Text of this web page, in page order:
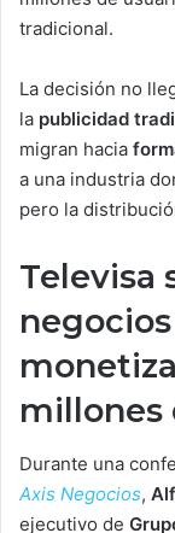
tradicional.
La decisión no
la publicidad
migran hacia
a una industria
pero la
Televisa
millones
Durante una
Axis Negocios,
ejecutivo de